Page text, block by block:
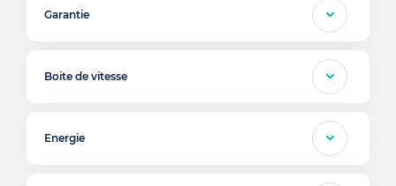
Garantie
Boite de vitesse
Energie